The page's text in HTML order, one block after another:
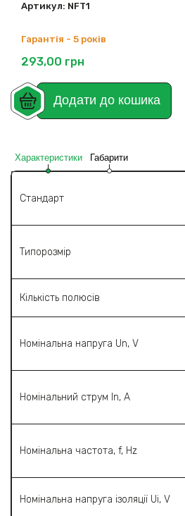
Артикул: NFT1
Гарантія - 5 років
293,00 грн
Додати до кошика
Характеристики Габарити
Стандарт
Типорозмір
Кількість полюсів
Номінальна напруга Un, V
Номінальний струм In, A
Номінальна частота, f, Hz
Номінальна напруга ізоляції Ui, V